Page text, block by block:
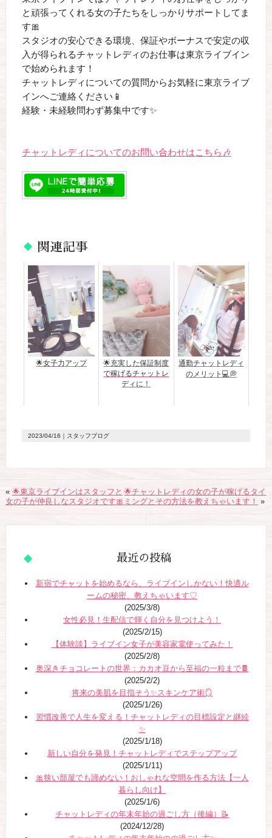
と頑張ってくれる女の子たちをしっかりサポートしてま
す🎀
スタジオの安心できる環境、保証やボーナスで安定の収
入が得られるチャットレディのお仕事は東京ライブイン
で始められます！
チャットレディについての質問からお気軽に東京ライブ
インへご連絡ください📱
経験・未経験問わず募集中です✨
チャットレディについてのお問い合わせはこちら🎶
関連記事
🌟女子力アップ
🌟充実した保証制度
で稼げるチャットレ
ディに！
通勤チャットレディ
のメリット💻💭
2023/04/16 ｜スタッフブログ
« 🌟東京ライブインはスタッフと
女の子が仲良しなスタジオです🎀
🌟チャットレディの女の子が稼げるタイ
ミングとその方法を教えちゃいます！ »
最近の投稿
新宿でチャットを始めるなら、ライブインしかない！快適ル
ームの秘密、教えちゃいます♡
(2025/3/8)
女性必見！生配信で輝く自分を見つけよう！
(2025/2/15)
【体験談】ライブイン女子が美容家電使ってみた！
(2025/2/8)
奥深きチョコレートの世界：カカオ豆から至福の一粒まで🍫
(2025/2/2)
将来の美肌を目指そう✨スキンケア術🪞
(2025/1/26)
習慣改善で人生を変える！チャットレディの目標設定と継続
✨
(2025/1/18)
新しい自分を発見！チャットレディでステップアップ
(2025/1/11)
🎀狭い部屋でも諦めない！おしゃれな空間を作る方法【一人
暮らし向け】
(2025/1/6)
チャットレディの年末年始の過ごし方（後編）📝
(2024/12/28)